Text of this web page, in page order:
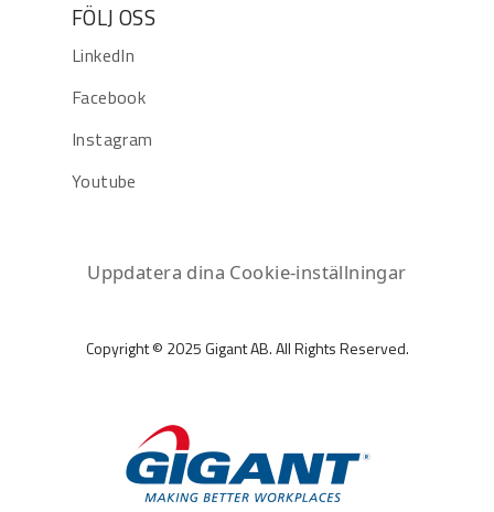
FÖLJ OSS
LinkedIn
Facebook
Instagram
Youtube
Uppdatera dina Cookie-inställningar
Copyright © 2025 Gigant AB. All Rights Reserved.